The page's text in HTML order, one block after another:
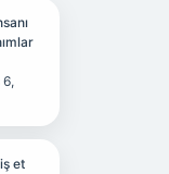
6,
et